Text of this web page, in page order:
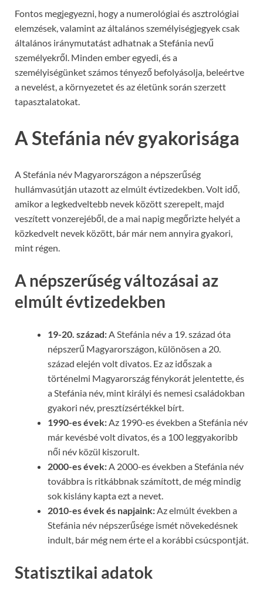
Fontos megjegyezni, hogy a numerológiai és asztrológiai
elemzések, valamint az általános személyiségjegyek csak
általános iránymutatást adhatnak a Stefánia nevű
személyekről. Minden ember egyedi, és a
személyiségünket számos tényező befolyásolja, beleértve
a nevelést, a környezetet és az életünk során szerzett
tapasztalatokat.
A Stefánia név gyakorisága
A Stefánia név Magyarországon a népszerűség
hullámvasútján utazott az elmúlt évtizedekben. Volt idő,
amikor a legkedveltebb nevek között szerepelt, majd
veszített vonzerejéből, de a mai napig megőrizte helyét a
közkedvelt nevek között, bár már nem annyira gyakori,
mint régen.
A népszerűség változásai az
elmúlt évtizedekben
19-20. század:A Stefánia név a 19. század óta
népszerű Magyarországon, különösen a 20.
század elején volt divatos. Ez az időszak a
történelmi Magyarország fénykorát jelentette, és
a Stefánia név, mint királyi és nemesi családokban
gyakori név, presztízsértékkel bírt.
1990-es évek:Az 1990-es években a Stefánia név
már kevésbé volt divatos, és a 100 leggyakoribb
női név közül kiszorult.
2000-es évek:A 2000-es években a Stefánia név
továbbra is ritkábbnak számított, de még mindig
sok kislány kapta ezt a nevet.
2010-es évek és napjaink:Az elmúlt években a
Stefánia név népszerűsége ismét növekedésnek
indult, bár még nem érte el a korábbi csúcspontját.
Statisztikai adatok